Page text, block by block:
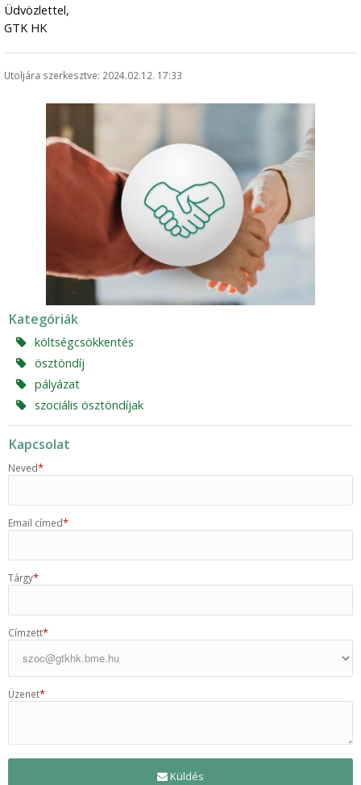
Üdvözlettel,
GTK HK
Utoljára szerkesztve: 2024.02.12. 17:33
Kategóriák
költségcsökkentés
ösztöndíj
pályázat
szociális ösztöndíjak
Kapcsolat
Neved*
Email címed*
Tárgy*
Címzett*
Üzenet*
Küldés